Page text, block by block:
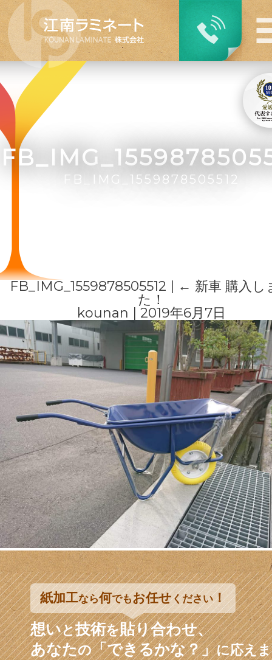
FB_IMG_1559878505512 ← 新車 購入し
た！
kounan
|2019年6月7日
紙加工なら何でもお任せください！
想いと技術を貼り合わせ、
あなたの「できるかな？」に応え